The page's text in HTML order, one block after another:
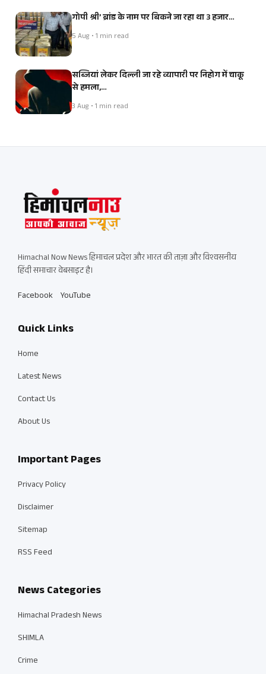
गोपी श्री’ ब्रांड के नाम पर बिकने जा रहा था 3 हजार…
5 Aug • 1 min read
सब्जियां लेकर दिल्ली जा रहे व्यापारी पर निहोग में चाकू
से हमला,…
3 Aug • 1 min read
Himachal Now News हिमाचल प्रदेश और भारत की ताज़ा और विश्वसनीय
हिंदी समाचार वेबसाइट है।
Facebook YouTube
Quick Links
Home
Latest News
Contact Us
About Us
Important Pages
Privacy Policy
Disclaimer
Sitemap
RSS Feed
News Categories
Himachal Pradesh News
SHIMLA
Crime